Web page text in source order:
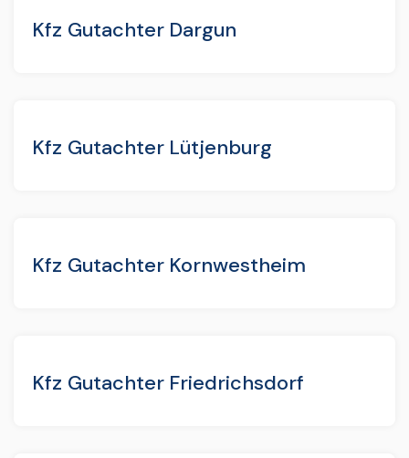
Kfz Gutachter Dargun
Kfz Gutachter Lütjenburg
Kfz Gutachter Kornwestheim
Kfz Gutachter Friedrichsdorf